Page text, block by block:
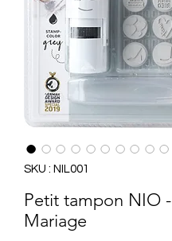
SKU : NIL001
Petit tampon NIO -
Mariage